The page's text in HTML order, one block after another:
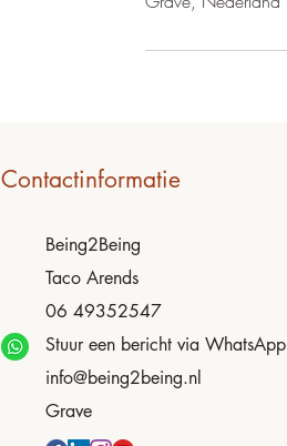
Contactinformatie
Being2Being
Taco Arends
06 49352547
Stuur een bericht via WhatsApp
info@being2being.nl
Grave